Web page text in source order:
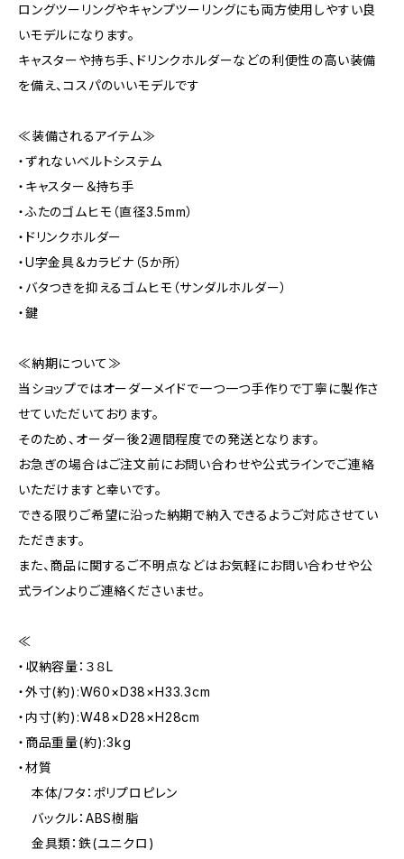
ロングツーリングやキャンプツーリングにも両方使用しやすい良
いモデルになります。
キャスターや持ち手、ドリンクホルダーなどの利便性の高い装備
を備え、コスパのいいモデルです
≪装備されるアイテム≫
・ずれないベルトシステム
・キャスター＆持ち手
・ふたのゴムヒモ（直径3.5mm）
・ドリンクホルダー
・U字金具＆カラビナ（5か所）
・バタつきを抑えるゴムヒモ（サンダルホルダー）
・鍵
≪納期について≫
当ショップではオーダーメイドで一つ一つ手作りで丁寧に製作さ
せていただいております。
そのため、オーダー後2週間程度での発送となります。
お急ぎの場合はご注文前にお問い合わせや公式ラインでご連絡
いただけますと幸いです。
できる限りご希望に沿った納期で納入できるようご対応させてい
ただきます。
また、商品に関するご不明点などはお気軽にお問い合わせや公
式ラインよりご連絡くださいませ。
≪
・収納容量：３８L
・外寸(約):W60×D38×H33.3cm
・内寸(約):W48×D28×H28cm
・商品重量(約):3kg
・材質
本体/フタ：ポリプロピレン
バックル：ABS樹脂
金具類：鉄(ユニクロ)